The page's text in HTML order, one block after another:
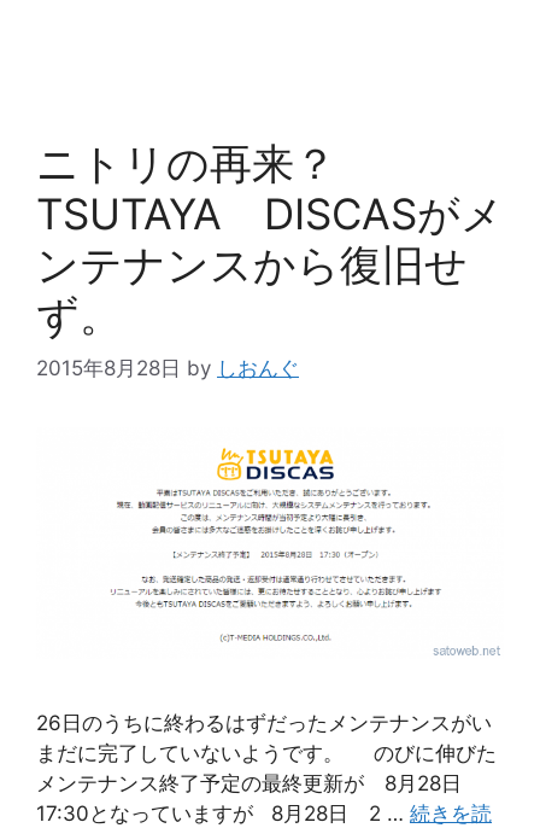
ニトリの再来？
TSUTAYA DISCASがメ
ンテナンスから復旧せ
ず。
2015年8月28日 by しおんぐ
26日のうちに終わるはずだったメンテナンスがい
まだに完了していないようです。 のびに伸びた
メンテナンス終了予定の最終更新が 8月28日
17:30となっていますが 8月28日 2 … 続きを読